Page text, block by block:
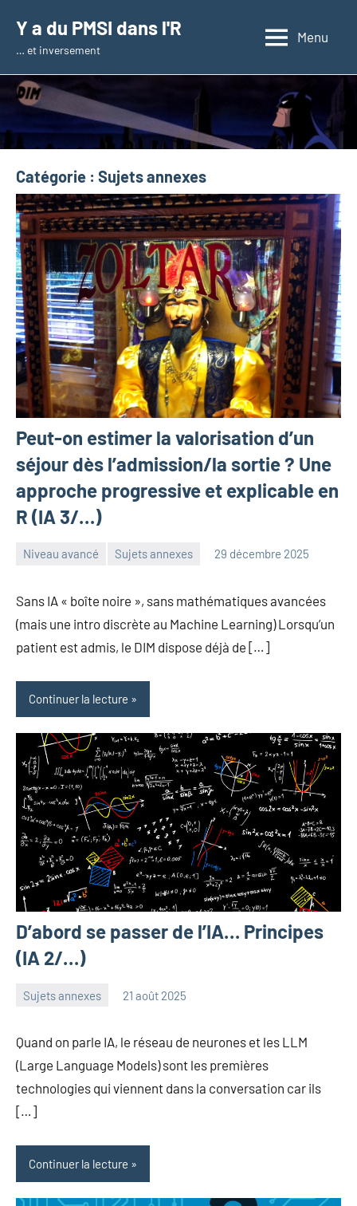
contenu
Y a du PMSI dans l'R
… et inversement
Menu
Catégorie : Sujets annexes
Peut-on estimer la valorisation d’un
séjour dès l’admission/la sortie ? Une
approche progressive et explicable en
R (IA 3/…)
Niveau avancé Sujets annexes 29 décembre 2025
Sans IA « boîte noire », sans mathématiques avancées
(mais une intro discrète au Machine Learning) Lorsqu’un
patient est admis, le DIM dispose déjà de […]
Continuer la lecture
D’abord se passer de l’IA… Principes
(IA 2/…)
Sujets annexes 21 août 2025
Frédéric
Aucun
Quand on parle IA, le réseau de neurones et les LLM
(Large Language Models) sont les premières
technologies qui viennent dans la conversation car ils
[…]
Continuer la lecture